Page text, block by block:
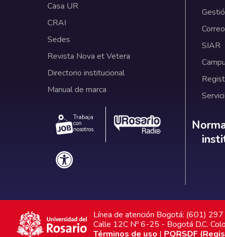
Casa UR
CRAI
Sedes
Revista Nova et Vetera
Directorio institucional
Manual de marca
Trabaja
con
nosotros.
SIAR
Línea de atención Bogotá: (601)
Calle 12C Nº 6-25 - Bogotá D.C.
Términos de uso | PQRSDF